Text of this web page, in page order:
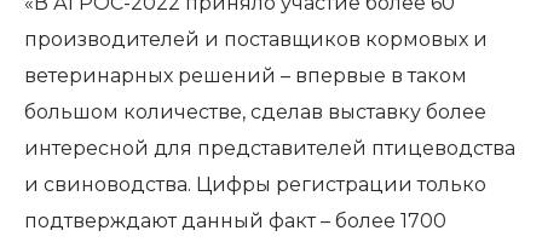
производителей и поставщиков кормовых и
ветеринарных решений – впервые в таком
большом количестве, сделав выставку более
интересной для представителей птицеводства
и свиноводства. Цифры регистрации только
подтверждают данный факт – более 1700